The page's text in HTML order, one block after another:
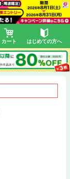
カート はじめての方へ